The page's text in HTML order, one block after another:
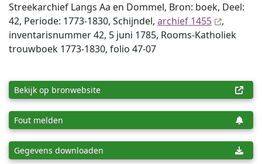
Streekarchief Langs Aa en Dommel, Bron: boek, Deel:
42, Periode: 1773-1830, Schijndel, archief 1455
,
inventaris­num­mer 42, 5 juni 1785, Rooms-Katholiek
trouwboek 1773-1830, folio 47-07
Bekijk op bronwebsite
Fout melden
Gegevens downloaden